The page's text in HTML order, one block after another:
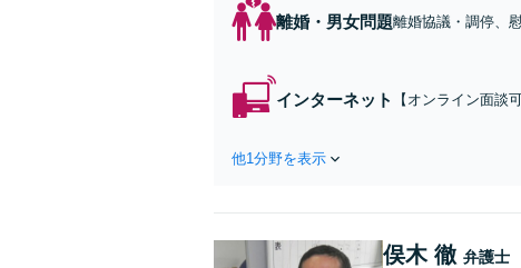
離婚・男女問題離婚協議・調停、
インターネット
【オンライン面談
他1分野を表示
俣木 徹 弁護士